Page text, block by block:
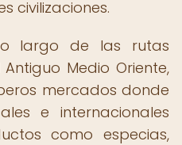
civilizaciones.
largo de las rutas
Medio Oriente,
mercados donde
e internacionales
como especias,